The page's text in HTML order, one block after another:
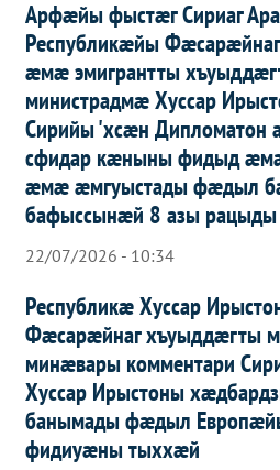
Арфæйы фыстæг Сириаг
Республикæйы
æмæ эмигрантты
министрадмæ Хуссар
Сирийы 'хсæн Дипломатон
сфидар кæныны фидыд
æмæ æмгуыстады фæдыл
бафыссынæй 8 азы
22/07/2026 - 10:34
Республикæ Хуссар
Фæсарæйнаг хъуыддæгты
минæвары комментари
Хуссар Ирыcтоны
банымады фæдыл
фидиуæны тыххæй